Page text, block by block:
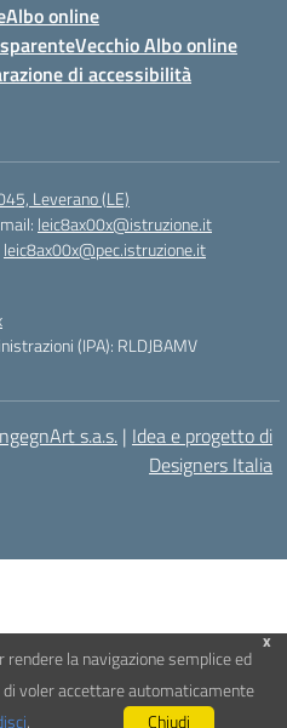
Albo online
Vecchio Albo online
di accessibilità
Leverano (LE)
leic8ax00x@istruzione.it
leic8ax00x@pec.istruzione.it
(IPA): RLDJBAMV
s.a.s. | Idea e progetto di
Designers Italia
x
la navigazione semplice ed
voler accettare automaticamente
. Chiudi